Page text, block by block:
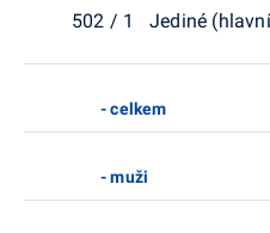
502 / 1 Jediné
- celkem
- muži